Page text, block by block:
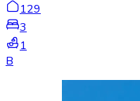
129
3
1
B